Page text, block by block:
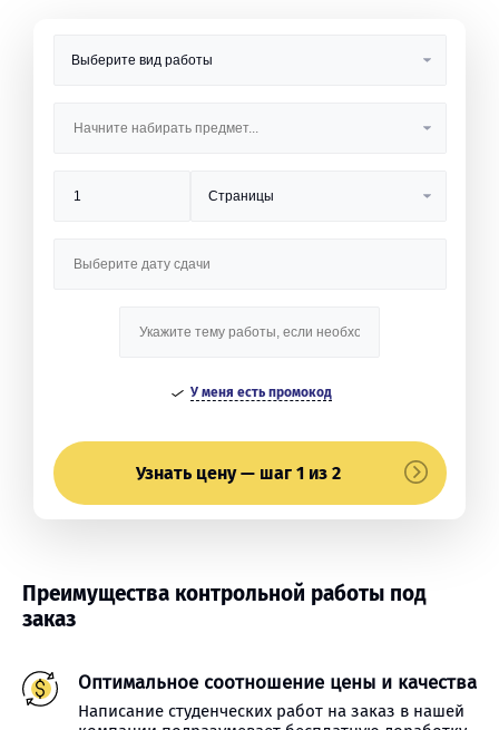
У меня есть промокод
Узнать цену — шаг 1 из 2
Преимущества контрольной работы под
заказ
Оптимальное соотношение цены и качества
Написание студенческих работ на заказ в нашей